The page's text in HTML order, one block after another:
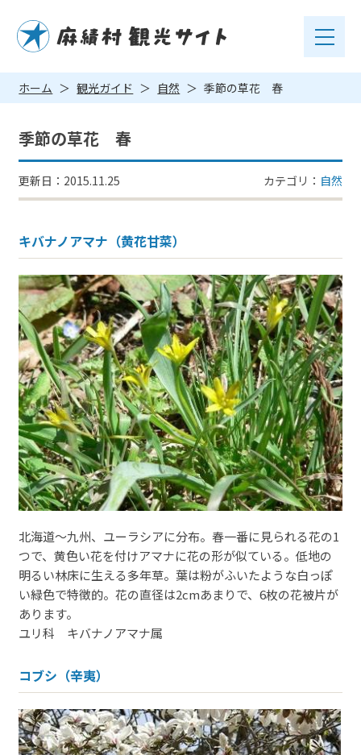
ホーム 観光ガイド 自然 季節の草花 春
季節の草花 春
更新日：2015.11.25 カテゴリ： 自然
キバナノアマナ（黄花甘菜）
北海道～九州、ユーラシアに分布。春一番に見られる花の1
つで、黄色い花を付けアマナに花の形が似ている。低地の
明るい林床に生える多年草。葉は粉がふいたような白っぽ
い緑色で特徴的。花の直径は2cmあまりで、6枚の花被片が
あります。
ユリ科 キバナノアマナ属
コブシ（辛夷）